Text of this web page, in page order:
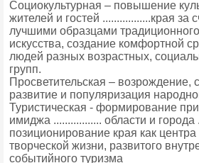
Социокультурная – повышение
жителей и гостей .................края за
лучшими образцами
искусства, создание комфортной
людей разных возрастных,
групп.
Просветительская – возрождение,
развитие и популяризация
Туристическая - формирование
имиджа ................. области и города
позиционирование края как центра
творческой жизни, развитого
событийного туризма